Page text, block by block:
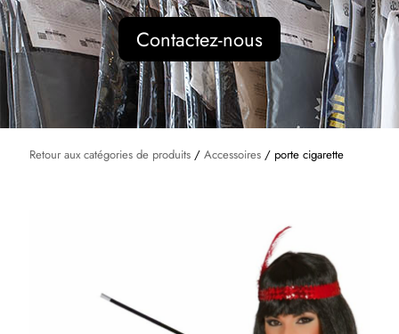
Contactez-nous
Retour aux catégories de produits / Accessoires / porte cigarette